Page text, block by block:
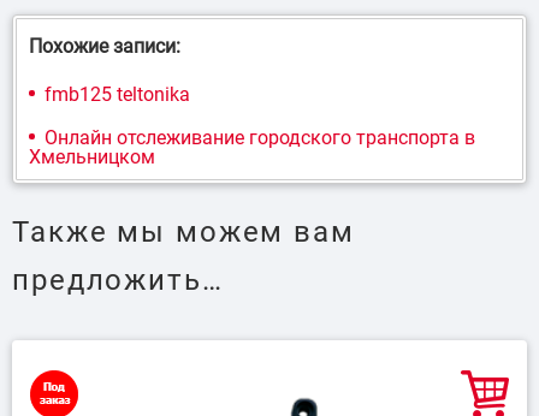
Похожие записи:
fmb125 teltonika
Онлайн отслеживание городского транспорта в
Хмельницком
Также мы можем вам
предложить…